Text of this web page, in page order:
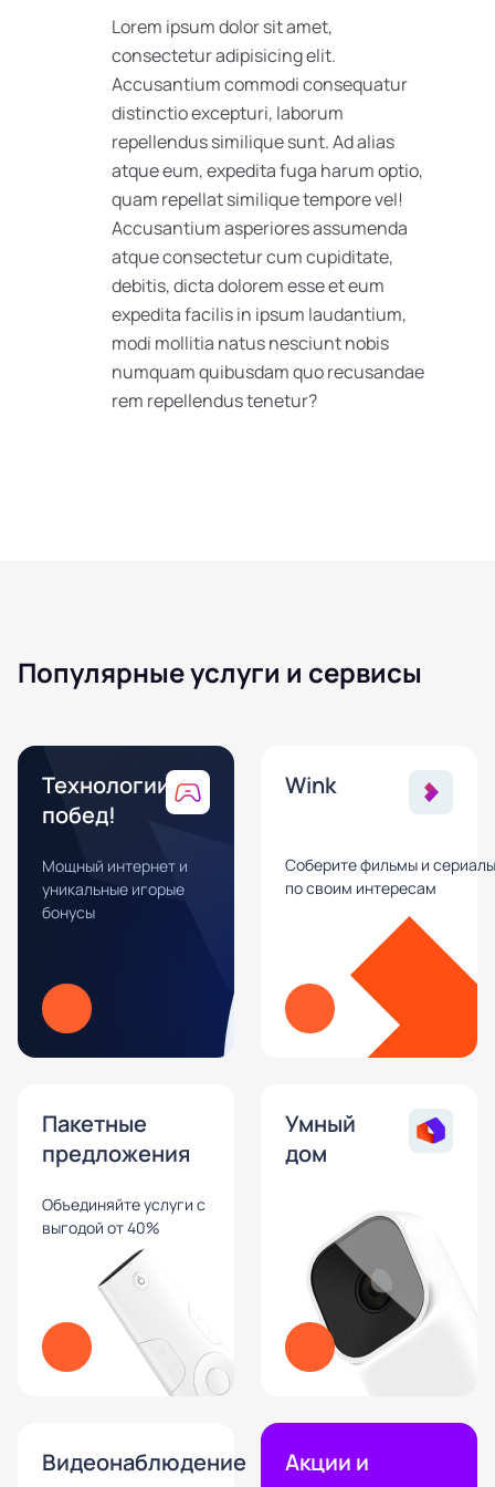
Lorem ipsum dolor sit amet,
consectetur adipisicing elit.
Accusantium commodi consequatur
distinctio excepturi, laborum
repellendus similique sunt. Ad alias
atque eum, expedita fuga harum optio,
quam repellat similique tempore vel!
Accusantium asperiores assumenda
atque consectetur cum cupiditate,
debitis, dicta dolorem esse et eum
expedita facilis in ipsum laudantium,
modi mollitia natus nesciunt nobis
numquam quibusdam quo recusandae
rem repellendus tenetur?
Популярные услуги и сервисы
Технологии
побед!
Мощный интернет и
уникальные игорые
бонусы
Wink
Соберите фильмы и сериалы
по своим интересам
Пакетные
предложения
Объединяйте услуги с
выгодой от 40%
Умный
дом
Видеонаблюдение
Акции и